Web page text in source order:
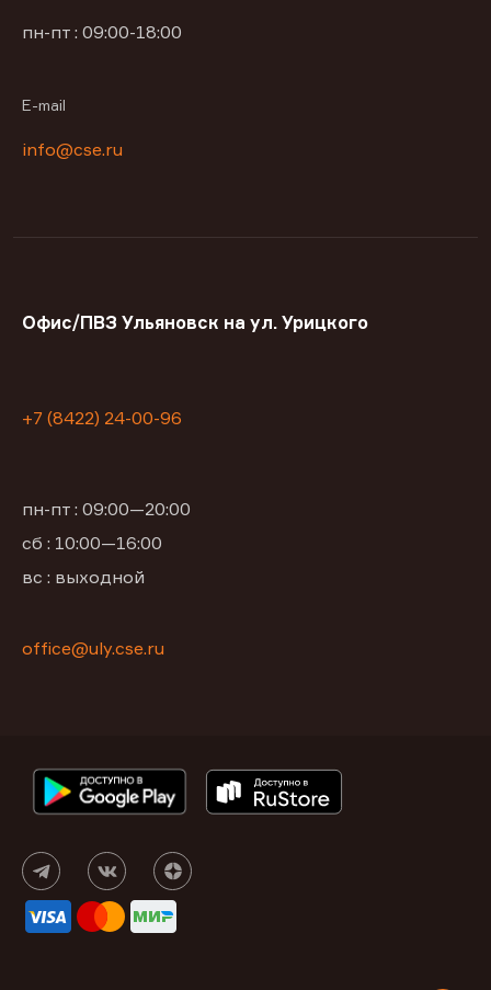
пн-пт : 09:00-18:00
E-mail
info@cse.ru
Офис/ПВЗ Ульяновск на ул. Урицкого
+7 (8422) 24-00-96
пн-пт : 09:00—20:00
сб : 10:00—16:00
вс : выходной
office@uly.cse.ru